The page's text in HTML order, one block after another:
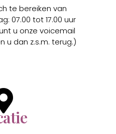
te bereiken van
07.00 tot 17.00 uur
u onze voicemail
u dan z.s.m. terug.)